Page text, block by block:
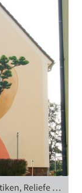
Reliefe …